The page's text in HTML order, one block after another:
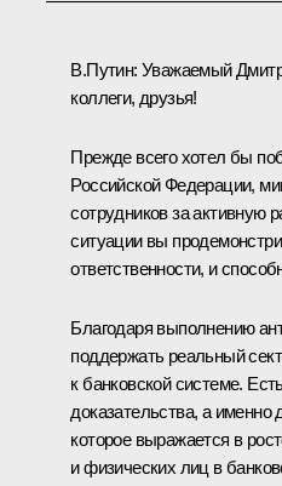
В.Путин: Уважаемый
коллеги, друзья!
Прежде всего хотел бы
Российской Федерации,
сотрудников за активную
ситуации вы
ответственности, и
Благодаря выполнению
поддержать реальный
к банковской системе.
доказательства, а
которое выражается в
и физических лиц в